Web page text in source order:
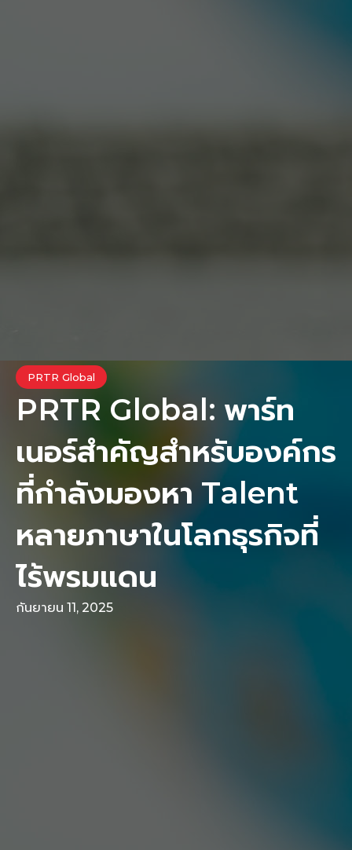
PRTR Global
PRTR Global: พาร์ท
เนอร์สำคัญสำหรับองค์กร
ที่กำลังมองหา Talent
หลายภาษาในโลกธุรกิจที่
ไร้พรมแดน
กันยายน 11, 2025